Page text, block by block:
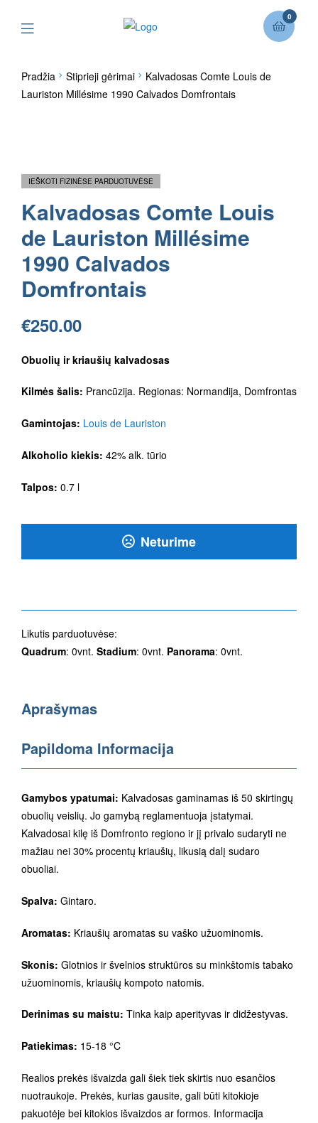
0
Pradžia Stiprieji gėrimai
Kalvadosas Comte Louis de
Lauriston Millésime 1990 Calvados Domfrontais
IEŠKOTI FIZINĖSE PARDUOTUVĖSE
Kalvadosas Comte Louis
de Lauriston Millésime
1990 Calvados
Domfrontais
€250.00
Obuolių ir kriaušių kalvadosas
Kilmės šalis: Prancūzija. Regionas: Normandija, Domfrontas
Gamintojas: Louis de Lauriston
Alkoholio kiekis: 42% alk. tūrio
Talpos: 0.7 l
Neturime
Likutis parduotuvėse:
Quadrum: 0vnt. Stadium: 0vnt. Panorama: 0vnt.
Aprašymas
Papildoma Informacija
Gamybos ypatumai: Kalvadosas gaminamas iš 50 skirtingų
obuolių veislių. Jo gamybą reglamentuoja įstatymai.
Kalvadosai kilę iš Domfronto regiono ir jį privalo sudaryti ne
mažiau nei 30% procentų kriaušių, likusią dalį sudaro
obuoliai.
Spalva: Gintaro.
Aromatas: Kriaušių aromatas su vaško užuominomis.
Skonis: Glotnios ir švelnios struktūros su minkštomis tabako
užuominomis, kriaušių kompoto natomis.
Derinimas su maistu: Tinka kaip aperityvas ir didžestyvas.
Patiekimas: 15-18 °C
Realios prekės išvaizda gali šiek tiek skirtis nuo esančios
nuotraukoje. Prekės, kurias gausite, gali būti kitokioje
pakuotėje bei kitokios išvaizdos ar formos. Informacija